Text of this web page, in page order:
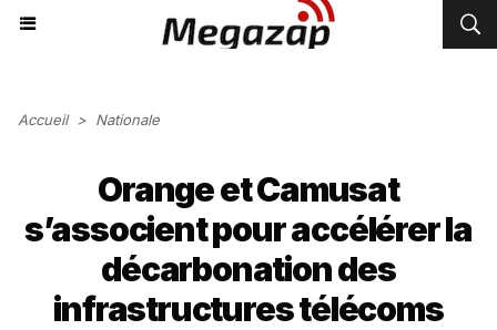
Accueil > Nationale
Orange et Camusat
s’associent pour accélérer la
décarbonation des
infrastructures télécoms